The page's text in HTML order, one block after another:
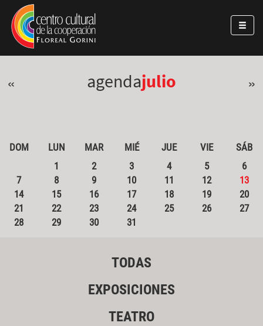
Pasar al contenido principal
Jump to main content
« agendajulio »
DOM LUN MAR MIÉ JUE VIE
SÁB
1
2 3 4 5
6
7
8 9 10 11 12
13
14
15 16 17 18 19
20
21
22 23 24 25 26
27
28
29 30 31
TODAS
EXPOSICIONES
TEATRO